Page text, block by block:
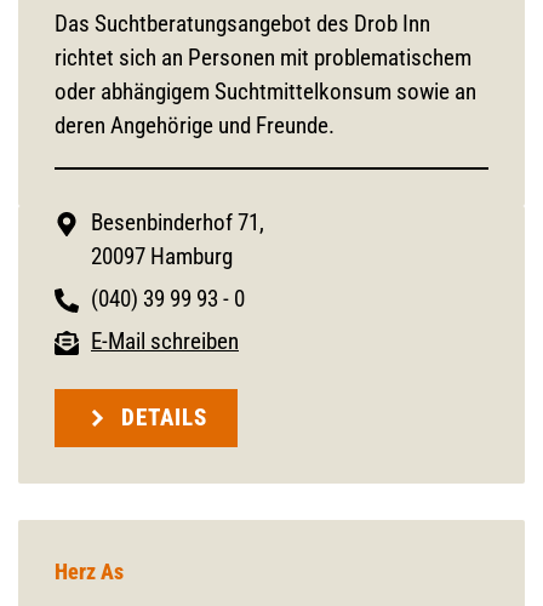
Das Suchtberatungsangebot des Drob Inn
richtet sich an Personen mit problematischem
oder abhängigem Suchtmittelkonsum sowie an
deren Angehörige und Freunde.
Besenbinderhof 71,
20097 Hamburg
(040) 39 99 93 - 0
E-Mail schreiben
DETAILS
Herz As